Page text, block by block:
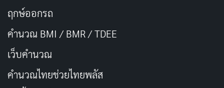
ฤกษ์ออกรถ
คำนวณ BMI / BMR / TDEE
เว็บคํานวณ
คํานวณไทยช่วยไทยพลัส